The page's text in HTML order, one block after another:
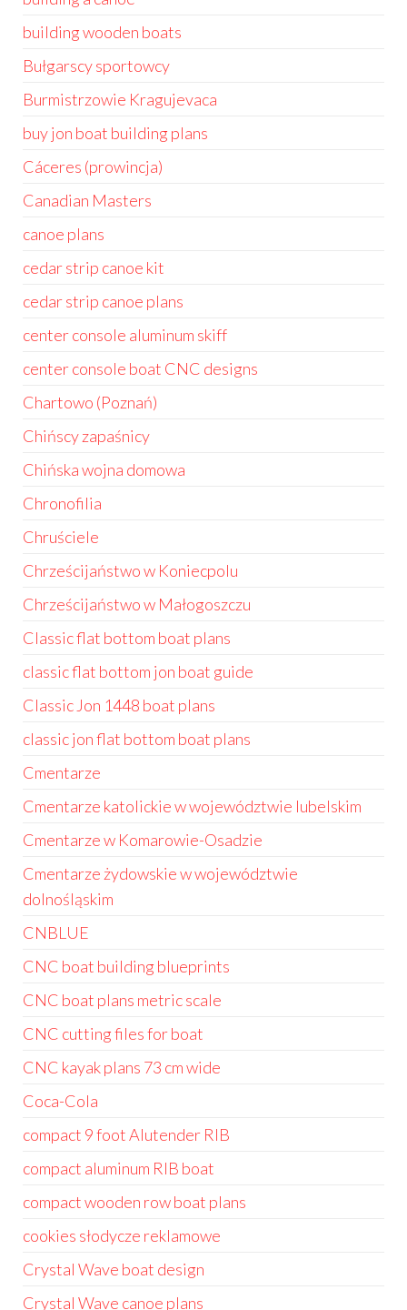
building wooden boats
Bułgarscy sportowcy
Burmistrzowie Kragujevaca
buy jon boat building plans
Cáceres (prowincja)
Canadian Masters
canoe plans
cedar strip canoe kit
cedar strip canoe plans
center console aluminum skiff
center console boat CNC designs
Chartowo (Poznań)
Chińscy zapaśnicy
Chińska wojna domowa
Chronofilia
Chruściele
Chrześcijaństwo w Koniecpolu
Chrześcijaństwo w Małogoszczu
Classic flat bottom boat plans
classic flat bottom jon boat guide
Classic Jon 1448 boat plans
classic jon flat bottom boat plans
Cmentarze
Cmentarze katolickie w województwie lubelskim
Cmentarze w Komarowie-Osadzie
Cmentarze żydowskie w województwie
dolnośląskim
CNBLUE
CNC boat building blueprints
CNC boat plans metric scale
CNC cutting files for boat
CNC kayak plans 73 cm wide
Coca-Cola
compact 9 foot Alutender RIB
compact aluminum RIB boat
compact wooden row boat plans
cookies słodycze reklamowe
Crystal Wave boat design
Crystal Wave canoe plans